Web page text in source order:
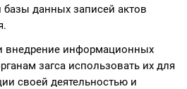
данных записей актов
внедрение информационных
загса использовать их для
своей деятельностью и